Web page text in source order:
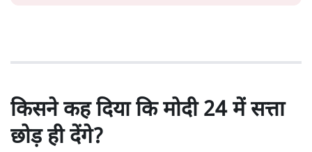
किसने कह दिया कि मोदी 24 में सत्ता
छोड़ ही देंगे?